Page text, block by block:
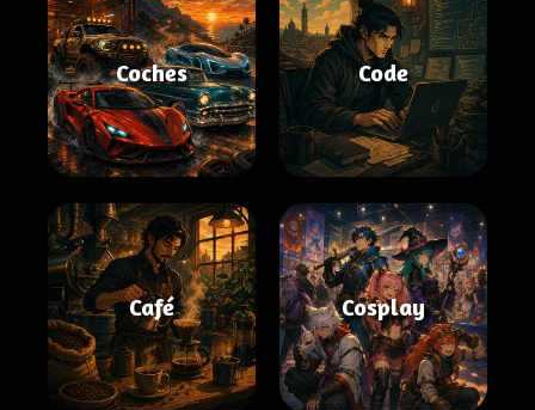
Coches Code
Café Cosplay